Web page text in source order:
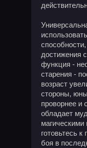
достижения
функция -
старения -
возраст
стороны,
проворнее и
обладает
готовьтесь
боя в